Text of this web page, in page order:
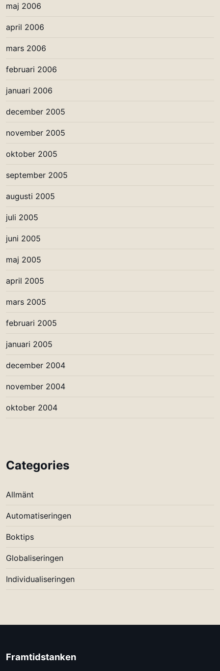
maj 2006
april 2006
mars 2006
februari 2006
januari 2006
december 2005
november 2005
oktober 2005
september 2005
augusti 2005
juli 2005
juni 2005
maj 2005
april 2005
mars 2005
februari 2005
januari 2005
december 2004
november 2004
oktober 2004
Categories
Allmänt
Automatiseringen
Boktips
Globaliseringen
Individualiseringen
Framtidstanken